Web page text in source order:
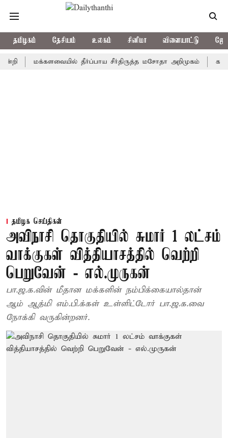
தமிழகம் தேசியம் உலகம் சினிமா விளையாட்டு
மக்களவையில் தீர்ப்பாய சீர்திருத்த மசோதா அறிமுகம் காவிரி நீர்
தமிழக செய்திகள்
அவிநாசி தொகுதியில் சுமார் 1 லட்சம்
வாக்குகள் வித்தியாசத்தில் வெற்றி
பெறுவேன் - எல்.முருகன்
பா.ஜ.க.வின் மீதான மக்களின் நம்பிக்கையால்தான்
ஆம் ஆத்மி எம்.பி.க்கள் உள்ளிட்டோர் பா.ஜ.க.வை
நோக்கி வருகின்றனர்.